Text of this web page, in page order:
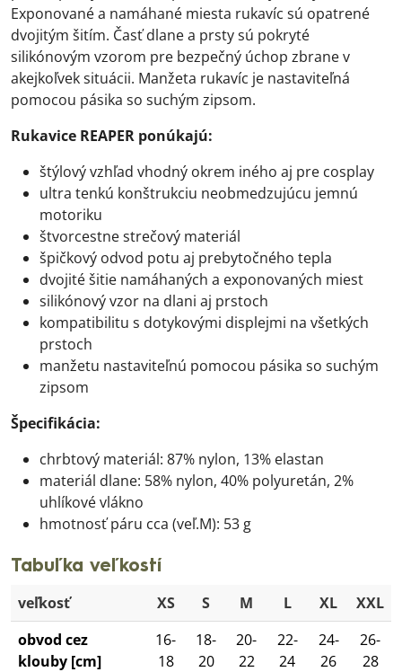
Exponované a namáhané miesta rukavíc sú opatrené
dvojitým šitím. Časť dlane a prsty sú pokryté
silikónovým vzorom pre bezpečný úchop zbrane v
akejkoľvek situácii. Manžeta rukavíc je nastaviteľná
pomocou pásika so suchým zipsom.
Rukavice REAPER ponúkajú:
štýlový vzhľad vhodný okrem iného aj pre cosplay
ultra tenkú konštrukciu neobmedzujúcu jemnú
motoriku
štvorcestne strečový materiál
špičkový odvod potu aj prebytočného tepla
dvojité šitie namáhaných a exponovaných miest
silikónový vzor na dlani aj prstoch
kompatibilitu s dotykovými displejmi na všetkých
prstoch
manžetu nastaviteľnú pomocou pásika so suchým
zipsom
Špecifikácia:
chrbtový materiál: 87% nylon, 13% elastan
materiál dlane: 58% nylon, 40% polyuretán, 2%
uhlíkové vlákno
hmotnosť páru cca (veľ.M): 53 g
Tabuľka veľkostí
veľkosť XS S M L XL
XXL
obvod cez
klouby [cm]
16-
18
18-
20
20-
22
22-
24
24-
26
26-
28